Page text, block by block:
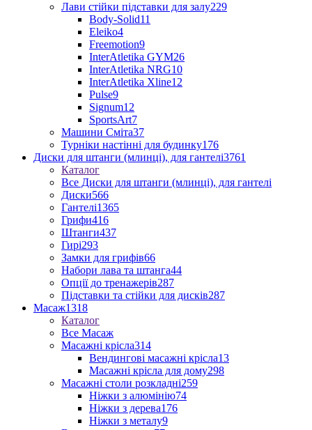
Лави стійки підставки для залу229
Body-Solid11
Eleiko4
Freemotion9
InterAtletika GYM26
InterAtletika NRG10
InterAtletika Xline12
Pulse9
Signum12
SportsArt7
Машини Сміта37
Турніки настінні для будинку176
Диски для штанги (млинці), для гантелі3761
Каталог
Все Диски для штанги (млинці), для гантелі
Диски566
Гантелі1365
Грифи416
Штанги437
Гирі293
Замки для грифів66
Набори лава та штанга44
Опції до тренажерів287
Підставки та стійки для дисків287
Масаж1318
Каталог
Все Масаж
Масажні крісла314
Вендингові масажні крісла13
Масажні крісла для дому298
Масажні столи розкладні259
Ніжки з алюмінію74
Ніжки з дерева176
Ніжки з металу9